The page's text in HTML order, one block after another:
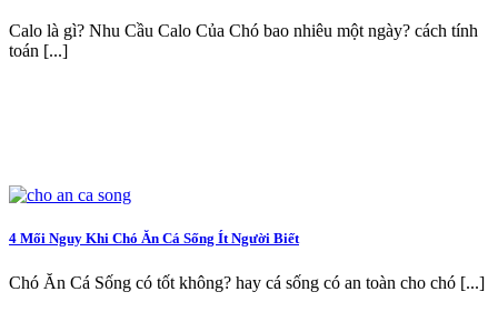
Calo là gì? Nhu Cầu Calo Của Chó bao nhiêu một ngày? cách tính
toán [...]
4 Mối Nguy Khi Chó Ăn Cá Sống Ít Người Biết
Chó Ăn Cá Sống có tốt không? hay cá sống có an toàn cho chó [...]